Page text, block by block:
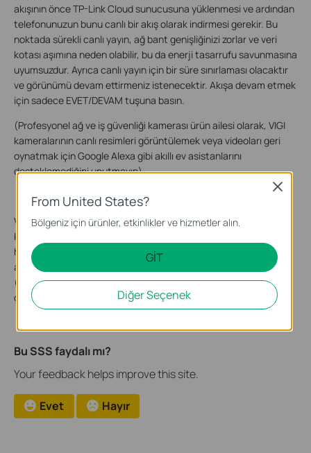
akışının önce TP-Link Cloud sunucusuna yüklenmesi ve ardından
telefonunuzun bunu canlı bir akış olarak indirmesi gerekir. Bu
noktada sürekli canlı yayın, ağ bant genişliğinizi zorlar ve veri
kotası aşımına neden olabilir, bu da enerji tasarrufu savunmasına
uyumsuzdur. Ayrıca canlı yayın için bir süre sınırlaması olacaktır
ve görünümü devam ettirmeniz istenecektir. Akışa devam etmek
için sadece EVET/DEVAM tuşuna basın.
(Profesyonel ağ ve iş güvenliği kamerası ürün ailesi olarak, VIGI
kameralarının canlı resimleri görüntülemek veya videoları geri
oynatmak için Google Alexa gibi akıllı ev asistanlarını
desteklemediğini unutmayın)
VIGI kameralar, akışı görüntülemediğinizde bile hiçbir hareketi
kaçırmaz. Yerel kayıt yapma, mikroSD kart veya VIGI NVR ile
hareket algılama bildirimleri ve tüm eylemin kameranızın görüş
alanında kaydedildiği alarmlar gibi özellikler bulunmaktadır.
(Sahip olduğunuz modelin özelliklerine bağlı olarak bazı özellikler
değişebilir. Modelinizin özelliklerine bakın.)
Bu SSS faydalı mı?
Your feedback helps improve this site.
Evet Hayır
From United States?
Bölgeniz için ürünler, etkinlikler ve hizmetler alın.
GİT
Diğer Seçenek
Close